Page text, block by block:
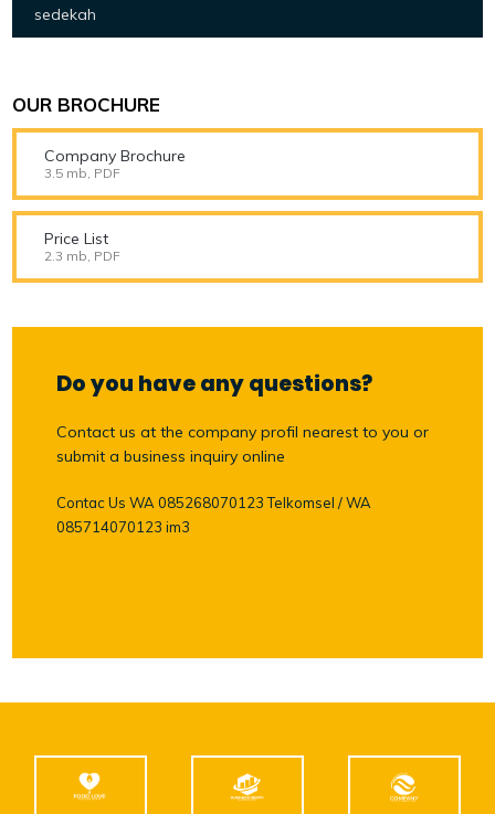
sedekah
OUR BROCHURE
Company Brochure
3.5 mb, PDF
Price List
2.3 mb, PDF
Do you have any questions?
Contact us at the company profil nearest to you or
submit a business inquiry online
Contac Us WA 085268070123 Telkomsel / WA
085714070123 im3